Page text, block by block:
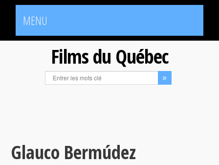
MENU
Films du Québec
Glauco Bermúdez